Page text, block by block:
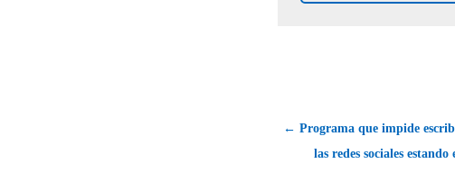
← Programa que impide
las redes sociales estando